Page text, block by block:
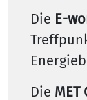
Die E-
Die MET